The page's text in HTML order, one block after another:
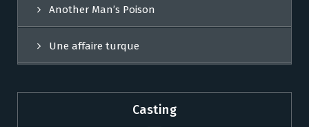
Another Man’s Poison
Une affaire turque
Casting